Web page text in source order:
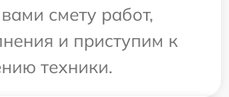
смету работ,
и приступим к
техники.